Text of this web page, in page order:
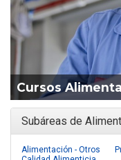
Cursos
Subáreas de
Alimentación - Otros